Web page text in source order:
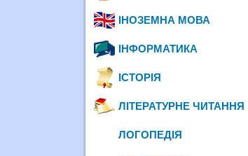
ІНОЗЕМНА МОВА
ІНФОРМАТИКА
ІСТОРІЯ
ЛІТЕРАТУРНЕ ЧИТАННЯ
ЛОГОПЕДІЯ